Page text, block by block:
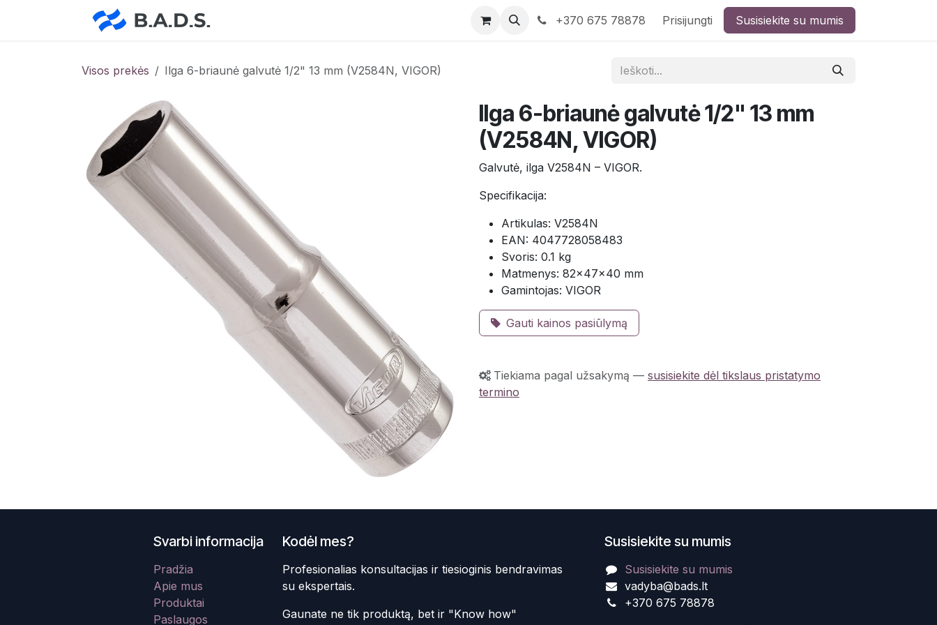
+370 675 78878 Prisijungti Susisiekite su mumis
Visos prekės Ilga 6-briaunė galvutė 1/2" 13 mm (V2584N, VIGOR)
Ilga 6-briaunė galvutė 1/2" 13 mm
(V2584N, VIGOR)
Galvutė, ilga V2584N – VIGOR.
Specifikacija:
Artikulas: V2584N
EAN: 4047728058483
Svoris: 0.1 kg
Matmenys: 82×47×40 mm
Gamintojas: VIGOR
Gauti kainos pasiūlymą
Tiekiama pagal užsakymą — susisiekite dėl tikslaus pristatymo
termino
Susisiekite su mumis
Susisiekite su mumis
vadyba@bads.lt
+370 675 78878
Kodėl mes?
Profesionalias konsultacijas ir tiesioginis bendravimas
su ekspertais.
Gaunate ne tik produktą, bet ir "Know how"
Svarbi informacija
Pradžia
Apie mus
Produktai
Paslaugos